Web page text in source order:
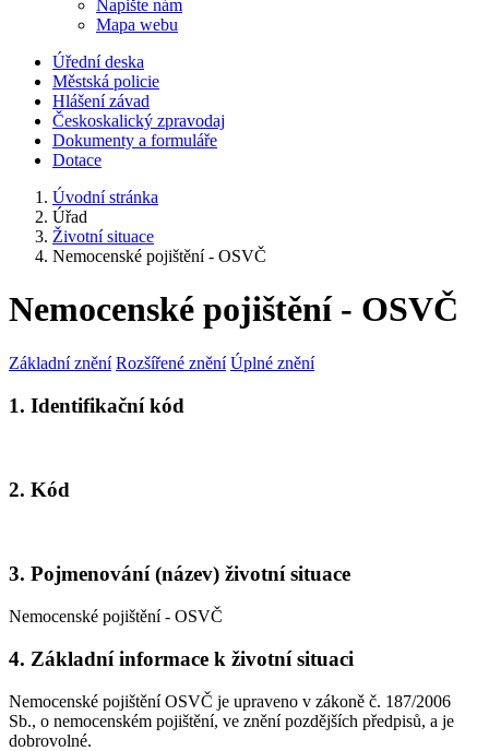
Napište nám
Mapa webu
Úřední deska
Městská policie
Hlášení závad
Českoskalický zpravodaj
Dokumenty a formuláře
Dotace
Úvodní stránka
Úřad
Životní situace
Nemocenské pojištění - OSVČ
Nemocenské pojištění - OSVČ
Základní znění Rozšířené znění Úplné znění
1. Identifikační kód
2. Kód
3. Pojmenování (název) životní situace
Nemocenské pojištění - OSVČ
4. Základní informace k životní situaci
Nemocenské pojištění OSVČ je upraveno v zákoně č. 187/2006
Sb., o nemocenském pojištění, ve znění pozdějších předpisů, a je
dobrovolné.